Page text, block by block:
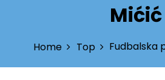
Mićić
Home Top Fudbalska